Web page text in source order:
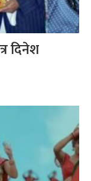
दिनेश